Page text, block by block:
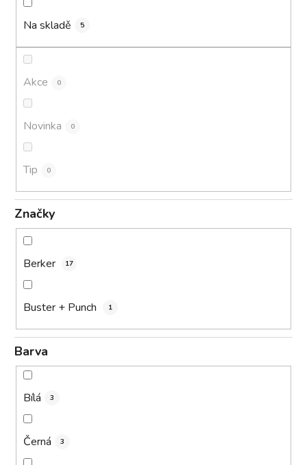
Na skladě 5
Akce 0
Novinka 0
Tip 0
Značky
Berker 17
Buster + Punch 1
Barva
Bílá 3
Černá 3